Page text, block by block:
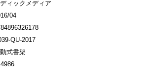
ィックメディア
04
QU-2017
式書架